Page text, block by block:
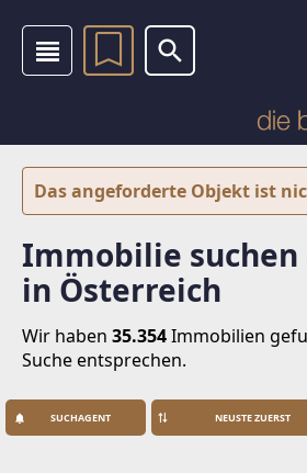
Das angeforderte Objekt ist
Immobilie suchen
in Österreich
Wir haben 35.354Immobilien
Suche entsprechen.
SUCHAGENT